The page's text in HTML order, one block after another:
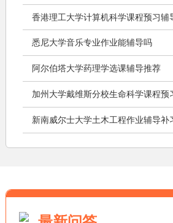
香港理工大学计算机科学课程预习辅
悉尼大学音乐专业作业能辅导吗
阿尔伯塔大学药理学选课辅导推荐
加州大学戴维斯分校生命科学课程预
新南威尔士大学土木工程作业辅导补